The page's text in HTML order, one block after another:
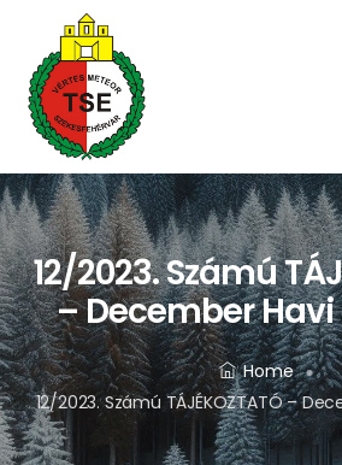
12/2023. Számú
– December
Home
12/2023. Számú TÁJÉKOZTATÓ –